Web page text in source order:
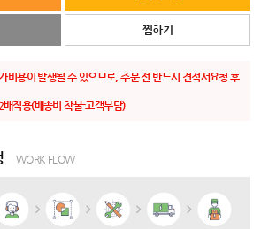
찜하기
비용이 발생될 수 있으므로, 주문 전 반드시 견적서요청 후
적용(배송비 착불-고객부담)
WORK FLOW